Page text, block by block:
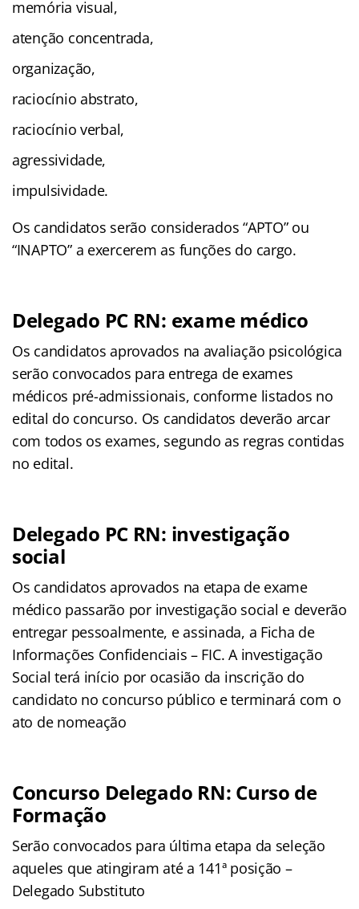
memória visual,
atenção concentrada,
organização,
raciocínio abstrato,
raciocínio verbal,
agressividade,
impulsividade.
Os candidatos serão considerados “APTO” ou
“INAPTO” a exercerem as funções do cargo.
Delegado PC RN: exame médico
Os candidatos aprovados na avaliação psicológica
serão convocados para entrega de exames
médicos pré-admissionais, conforme listados no
edital do concurso. Os candidatos deverão arcar
com todos os exames, segundo as regras contidas
no edital.
Delegado PC RN: investigação
social
Os candidatos aprovados na etapa de exame
médico passarão por investigação social e deverão
entregar pessoalmente, e assinada, a Ficha de
Informações Confidenciais – FIC. A investigação
Social terá início por ocasião da inscrição do
candidato no concurso público e terminará com o
ato de nomeação
Concurso Delegado RN: Curso de
Formação
Serão convocados para última etapa da seleção
aqueles que atingiram até a 141ª posição –
Delegado Substituto